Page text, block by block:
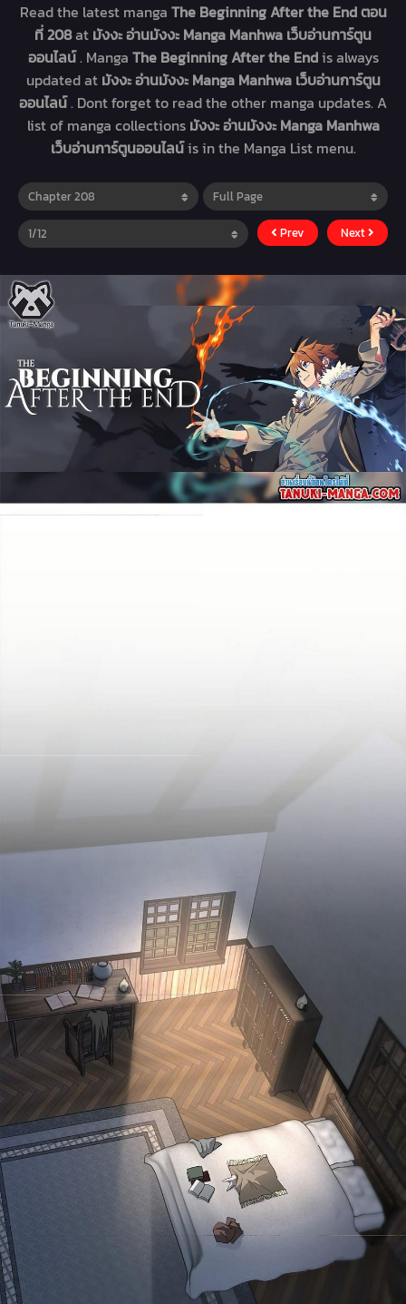
Read the latest manga The Beginning After the End ตอน
ที่ 208at มังงะ อ่านมังงะ Manga Manhwa เว็บอ่านการ์ตูน
ออนไลน์. Manga The Beginning After the Endis always
updated at มังงะ อ่านมังงะ Manga Manhwa เว็บอ่านการ์ตูน
ออนไลน์. Dont forget to read the other manga updates. A
list of manga collections มังงะ อ่านมังงะ Manga Manhwa
เว็บอ่านการ์ตูนออนไลน์is in the Manga List menu.
Prev Next